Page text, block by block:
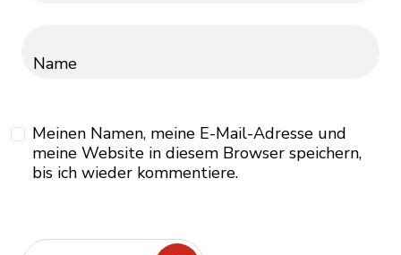
Name
Meinen Namen, meine E-Mail-Adresse und
meine Website in diesem Browser speichern,
bis ich wieder kommentiere.